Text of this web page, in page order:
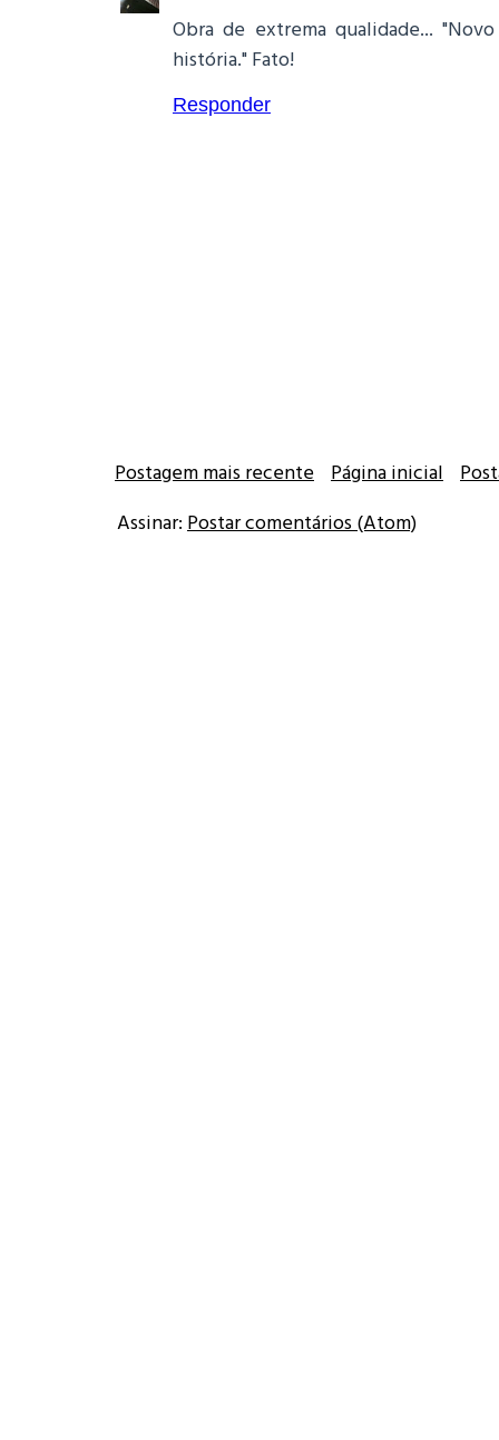
Obra de extrema qualidade...
história." Fato!
Responder
Postagem mais recente Página inicial
Assinar: Postar comentários (Atom)